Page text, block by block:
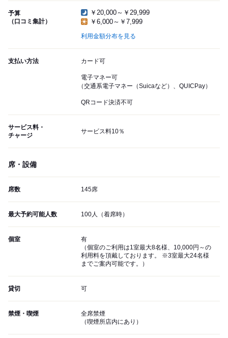
予算
（口コミ集計）
￥20,000～￥29,999
￥6,000～￥7,999
利用金額分布を見る
支払い方法 カード可
電子マネー可
（交通系電子マネー（Suicaなど）、QUICPay）
QRコード決済不可
サービス料・
チャージ
サービス料10％
席・設備
席数 145席
最大予約可能人数 100人（着席時）
個室
有
（個室のご利用は1室最大8名様、10,000円～の
利用料を頂戴しております。 ※3室最大24名様
までご案内可能です。）
貸切 可
禁煙・喫煙
全席禁煙
（喫煙所店内にあり）